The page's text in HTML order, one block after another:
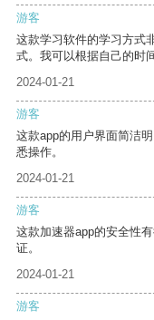
游客
这款学习软件的学习方式
式。我可以根据自己的时
2024-01-21
游客
这款app的用户界面简洁
悉操作。
2024-01-21
游客
这款加速器app的安全性
证。
2024-01-21
游客